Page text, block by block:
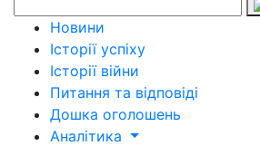
Новини
Історії успіху
Історії війни
Питання та відповіді
Дошка оголошень
Аналітика